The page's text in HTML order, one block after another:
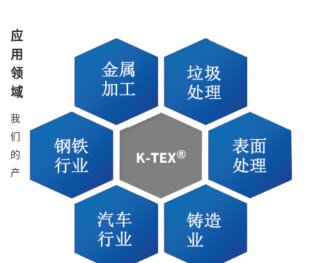
应
用
领
域
我
们
的
产